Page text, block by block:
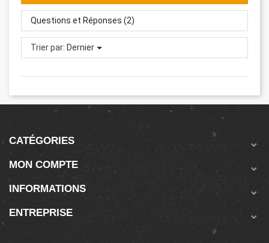
Questions et Réponses (2)
Trier par: Dernier
CATÉGORIES 
MON COMPTE 
INFORMATIONS 
ENTREPRISE 